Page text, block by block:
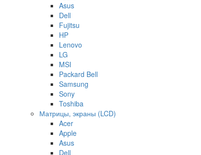
Asus
Dell
Fujitsu
HP
Lenovo
LG
MSI
Packard Bell
Samsung
Sony
Toshiba
Матрицы, экраны (LCD)
Acer
Apple
Asus
Dell